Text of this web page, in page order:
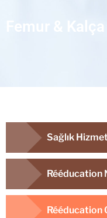
Femur &
Sağlık
Rééducation
Rééducation